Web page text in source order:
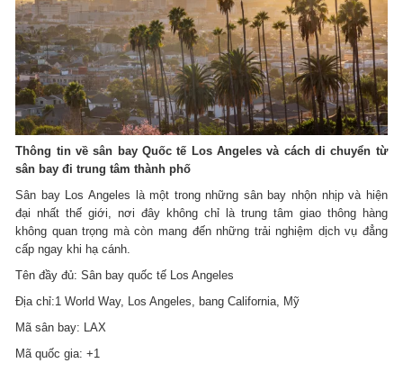
Thông tin về sân bay Quốc tế Los Angeles và cách di chuyển từ
sân bay đi trung tâm thành phố
Sân bay Los Angeles là một trong những sân bay nhộn nhịp và hiện
đại nhất thế giới, nơi đây không chỉ là trung tâm giao thông hàng
không quan trọng mà còn mang đến những trải nghiệm dịch vụ đẳng
cấp ngay khi hạ cánh.
Tên đầy đủ: Sân bay quốc tế Los Angeles
Địa chỉ:1 World Way, Los Angeles, bang California, Mỹ
Mã sân bay: LAX
Mã quốc gia: +1